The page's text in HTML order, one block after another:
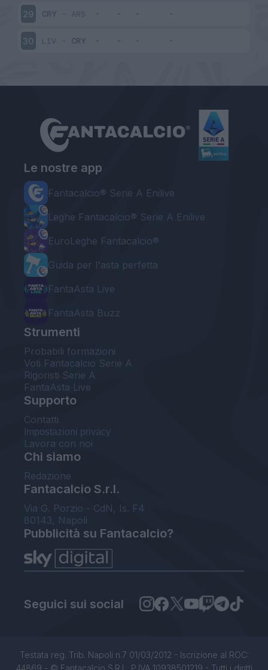
29 CRY - ARS
30 LIV - CRY
Le nostre app
Fantacalcio® Serie A Enilive
Leghe Fantacalcio® Serie A Enilive
EuroLeghe Fantacalcio®
Guida per l'asta perfetta
FantaAsta Live
FantaAsta Buzz
Strumenti
Probabili formazioni
Voti Fantacalcio Serie A
Rigoristi Serie A
FantaAsta Live
Supporto
Contatti
Impostazioni privacy
Lavora con noi
Chi siamo
Redazione
Fantacalcio S.r.l.
Via G. Porzio - CdN, Is. F4
80143, Napoli
Pubblicità su Fantacalcio?
Seguici sui social
Testata reg. Trib. Napoli n.7 01/03/2012 - Iscrizione al ROC:
44869 - © Fantacalcio S.R.L. P.IVA 10938501219 - Tutti i diritti